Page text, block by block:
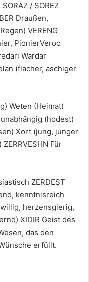
/ SOREZ
Draußen,
VERENG
PionierVeroc
Wardar
(flacher, aschiger
Weten (Heimat)
(hodest)
Xort (jung, junger
Für
ZERDEŞT
kenntnisreich
willig, herzensgierig,
XIDIR Geist des
das den
erfüllt.